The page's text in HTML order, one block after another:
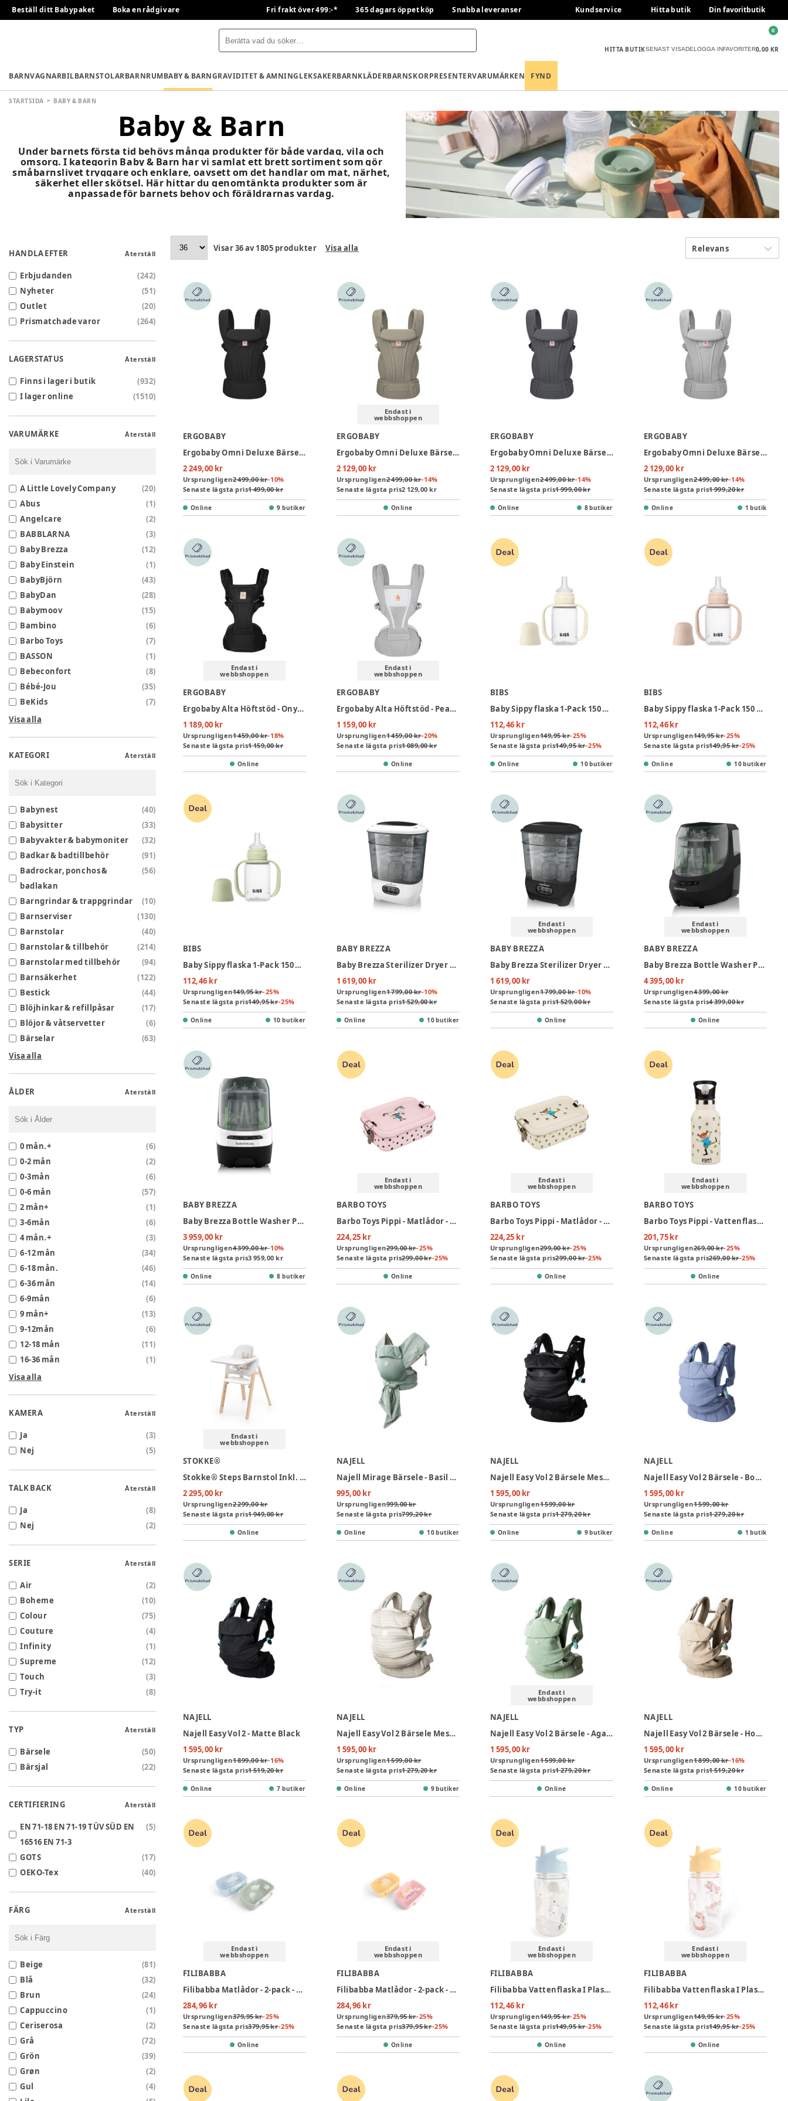
Beställ ditt Babypaket Boka en rådgivare Fri frakt över 499:-* 365 dagars öppet köp Snabba leveranser Kundservice Hitta butik Din favoritbutik
HITTA BUTIKSENAST VISADELOGGA INFAVORITER0,00 KR
0
BARNVAGNARBILBARNSTOLARBARNRUMBABY & BARNGRAVIDITET & AMNINGLEKSAKERBARNKLÄDERBARNSKORPRESENTERVARUMÄRKEN FYND
STARTSIDA BABY & BARN
Baby & Barn
Under barnets första tid behövs många produkter för både vardag, vila och
omsorg. I kategorin Baby & Barn har vi samlat ett brett sortiment som gör
småbarnslivet tryggare och enklare, oavsett om det handlar om mat, närhet,
säkerhet eller skötsel. Här hittar du genomtänkta produkter som är
anpassade för barnets behov och föräldrarnas vardag.
HANDLA EFTER Återställ
Erbjudanden (242)
Nyheter
(51)
Outlet
(20)
Prismatchade varor
(264)
LAGERSTATUS Återställ
Finns i lager i butik (932)
I lager online
(1510)
VARUMÄRKE Återställ
A Little Lovely Company (20)
Abus
(1)
Angelcare
(2)
BABBLARNA
(3)
Baby Brezza
(12)
Baby Einstein
(1)
BabyBjörn
(43)
BabyDan
(28)
Babymoov
(15)
Bambino
(6)
Barbo Toys
(7)
BASSON
(1)
Bebeconfort
(8)
Bébé-Jou
(35)
BeKids
(7)
Visa alla
KATEGORI Återställ
Babynest (40)
Babysitter
(33)
Babyvakter & babymoniter
(32)
Badkar & badtillbehör
(91)
Badrockar, ponchos &
badlakan
(56)
Barngrindar & trappgrindar (10)
Barnserviser
(130)
Barnstolar
(40)
Barnstolar & tillbehör
(214)
Barnstolar med tillbehör
(94)
Barnsäkerhet
(122)
Bestick
(44)
Blöjhinkar & refillpåsar
(17)
Blöjor & våtservetter
(6)
Bärselar
(63)
Visa alla
ÅLDER Återställ
0 mån.+ (6)
0-2 mån
(2)
0-3mån
(6)
0-6 mån
(57)
2 mån+
(1)
3-6mån
(6)
4 mån.+
(3)
6-12 mån
(34)
6-18 mån.
(46)
6-36 mån
(14)
6-9mån
(6)
9 mån+
(13)
9-12mån
(6)
12-18 mån
(11)
16-36 mån
(1)
Visa alla
KAMERA Återställ
Ja (3)
Nej
(5)
TALK BACK Återställ
Ja (8)
Nej
(2)
SERIE Återställ
Air (2)
Boheme
(10)
Colour
(75)
Couture
(4)
Infinity
(1)
Supreme
(12)
Touch
(3)
Try-it
(8)
TYP Återställ
Bärsele (50)
Bärsjal
(22)
CERTIFIERING Återställ
EN 71-18 EN 71-19 TÜV SÜD EN
16516 EN 71-3
(5)
GOTS (17)
OEKO-Tex
(40)
FÄRG Återställ
Beige (81)
Blå
(32)
Brun
(24)
Cappuccino
(1)
Ceriserosa
(2)
Grå
(72)
Grön
(39)
Grøn
(2)
Gul
(4)
Visar36av1805 produkter Visa alla Relevans
ERGOBABY
Ergobaby Omni Deluxe Bärsele Mesh - Onyx Black
2 249,00 kr
Ursprungligen2 499,00 kr-10%
Senaste lägsta pris1 499,00 kr
Online 9 butiker
Endast i
webbshoppen
ERGOBABY
Ergobaby Omni Deluxe Bärsele Mesh - Soft Olive
2 129,00 kr
Ursprungligen2 499,00 kr-14%
Senaste lägsta pris2 129,00 kr
Online
ERGOBABY
Ergobaby Omni Deluxe Bärsele Mesh - Graphie Grey
2 129,00 kr
Ursprungligen2 499,00 kr-14%
Senaste lägsta pris1 999,00 kr
Online 8 butiker
ERGOBABY
Ergobaby Omni Deluxe Bärsele Mesh - Pearl Grey
2 129,00 kr
Ursprungligen2 499,00 kr-14%
Senaste lägsta pris1 999,20 kr
Online 1 butik
Endast i
webbshoppen
ERGOBABY
Ergobaby Alta Höftstöd - Onyx Black
1 189,00 kr
Ursprungligen1 459,00 kr-18%
Senaste lägsta pris1 159,00 kr
Online
Endast i
webbshoppen
ERGOBABY
Ergobaby Alta Höftstöd - Pearl Grey
1 159,00 kr
Ursprungligen1 459,00 kr-20%
Senaste lägsta pris1 089,00 kr
Online
BIBS
Baby Sippy flaska 1-Pack 150 ml - Ivory
112,46 kr
Ursprungligen149,95 kr-25%
Senaste lägsta pris149,95 kr-25%
Online 10 butiker
BIBS
Baby Sippy flaska 1-Pack 150 ml - Blush
112,46 kr
Ursprungligen149,95 kr-25%
Senaste lägsta pris149,95 kr-25%
Online 10 butiker
BIBS
Baby Sippy flaska 1-Pack 150 ml - Sage
112,46 kr
Ursprungligen149,95 kr-25%
Senaste lägsta pris149,95 kr-25%
Online 10 butiker
BABY BREZZA
Baby Brezza Sterilizer Dryer Advanced - White
1 619,00 kr
Ursprungligen1 799,00 kr-10%
Senaste lägsta pris1 529,00 kr
Online 10 butiker
Endast i
webbshoppen
BABY BREZZA
Baby Brezza Sterilizer Dryer Advanced - Black
1 619,00 kr
Ursprungligen1 799,00 kr-10%
Senaste lägsta pris1 529,00 kr
Online
Endast i
webbshoppen
BABY BREZZA
Baby Brezza Bottle Washer Pro - Black
4 395,00 kr
Ursprungligen4 399,00 kr
Senaste lägsta pris4 399,00 kr
Online
BABY BREZZA
Baby Brezza Bottle Washer Pro - White
3 959,00 kr
Ursprungligen4 399,00 kr-10%
Senaste lägsta pris3 959,00 kr
Online 8 butiker
Endast i
webbshoppen
BARBO TOYS
Barbo Toys Pippi - Matlådor - Pink
224,25 kr
Ursprungligen299,00 kr-25%
Senaste lägsta pris299,00 kr-25%
Online
Endast i
webbshoppen
BARBO TOYS
Barbo Toys Pippi - Matlådor - Cream
224,25 kr
Ursprungligen299,00 kr-25%
Senaste lägsta pris299,00 kr-25%
Online
Endast i
webbshoppen
BARBO TOYS
Barbo Toys Pippi - Vattenflaska - Cream
201,75 kr
Ursprungligen269,00 kr-25%
Senaste lägsta pris269,00 kr-25%
Online
Endast i
webbshoppen
STOKKE®
Stokke® Steps Barnstol Inkl. Babyset - White Natural
2 295,00 kr
Ursprungligen2 299,00 kr
Senaste lägsta pris1 949,00 kr
Online
NAJELL
Najell Mirage Bärsele - Basil Green
995,00 kr
Ursprungligen999,00 kr
Senaste lägsta pris799,20 kr
Online 10 butiker
NAJELL
Najell Easy Vol 2 Bärsele Mesh - Jet Black
1 595,00 kr
Ursprungligen1 599,00 kr
Senaste lägsta pris1 279,20 kr
Online 9 butiker
NAJELL
Najell Easy Vol 2 Bärsele - Bouclé Blue
1 595,00 kr
Ursprungligen1 599,00 kr
Senaste lägsta pris1 279,20 kr
Online 1 butik
NAJELL
Najell Easy Vol 2 - Matte Black
1 595,00 kr
Ursprungligen1 899,00 kr-16%
Senaste lägsta pris1 519,20 kr
Online 7 butiker
NAJELL
Najell Easy Vol 2 Bärsele Mesh - Almond Beige
1 595,00 kr
Ursprungligen1 599,00 kr
Senaste lägsta pris1 279,20 kr
Online 9 butiker
Endast i
webbshoppen
NAJELL
Najell Easy Vol 2 Bärsele - Agave Green
1 595,00 kr
Ursprungligen1 599,00 kr
Senaste lägsta pris1 279,20 kr
Online
NAJELL
Najell Easy Vol 2 Bärsele - Honey Beige
1 595,00 kr
Ursprungligen1 899,00 kr-16%
Senaste lägsta pris1 519,20 kr
Online 10 butiker
Endast i
webbshoppen
FILIBABBA
Filibabba Matlådor - 2-pack - Christian's Whale Tales
284,96 kr
Ursprungligen379,95 kr-25%
Senaste lägsta pris379,95 kr-25%
Online
Endast i
webbshoppen
FILIBABBA
Filibabba Matlådor - 2-pack - Unicorn Shores
284,96 kr
Ursprungligen379,95 kr-25%
Senaste lägsta pris379,95 kr-25%
Online
Endast i
webbshoppen
FILIBABBA
Filibabba Vattenflaska I Plast 400 ml - Christians Whale Tales
112,46 kr
Ursprungligen149,95 kr-25%
Senaste lägsta pris149,95 kr-25%
Online
Endast i
webbshoppen
FILIBABBA
Filibabba Vattenflaska I Plast 400 ml – Unicorn Shores
112,46 kr
Ursprungligen149,95 kr-25%
Senaste lägsta pris149,95 kr-25%
Online